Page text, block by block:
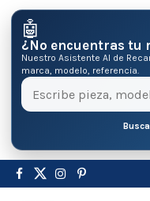
🤖
¿No encuentras tu
Nuestro Asistente AI de
marca, modelo, referencia.